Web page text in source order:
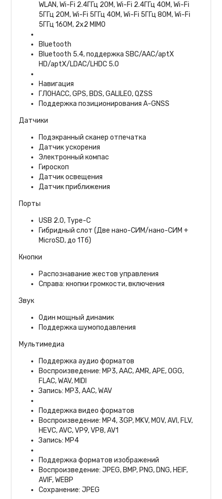
WLAN, Wi-Fi 2.4ГГц 20M, Wi-Fi 2.4ГГц 40M, Wi-Fi
5ГГц 20M, Wi-Fi 5ГГц 40M, Wi-Fi 5ГГц 80M, Wi-Fi
5ГГц 160M, 2x2 MIMO
Bluetooth
Bluetooth 5.4, поддержка SBC/AAC/aptX
HD/aptX/LDAC/LHDC 5.0
Навигация
ГЛОНАСС, GPS, BDS, GALILEO, QZSS
Поддержка позиционирования A-GNSS
Датчики
Подэкранный сканер отпечатка
Датчик ускорения
Электронный компас
Гироскоп
Датчик освещения
Датчик приближения
Порты
USB 2.0, Type-C
Гибридный слот (Две нано-СИМ/нано-СИМ +
MicroSD, до 1Тб)
Кнопки
Распознавание жестов управления
Справа: кнопки громкости, включения
Звук
Один мощный динамик
Поддержка шумоподавления
Мультимедиа
Поддержка аудио форматов
Воспроизведение: MP3, AAC, AMR, APE, OGG,
FLAC, WAV, MIDI
Запись: MP3, AAC, WAV
Поддержка видео форматов
Воспроизведение: MP4, 3GP, MKV, MOV, AVI, FLV,
HEVC, AVC, VP9, VP8, AV1
Запись: MP4
Поддержка форматов изображений
Воспроизведение: JPEG, BMP, PNG, DNG, HEIF,
AVIF, WEBP
Сохранение: JPEG